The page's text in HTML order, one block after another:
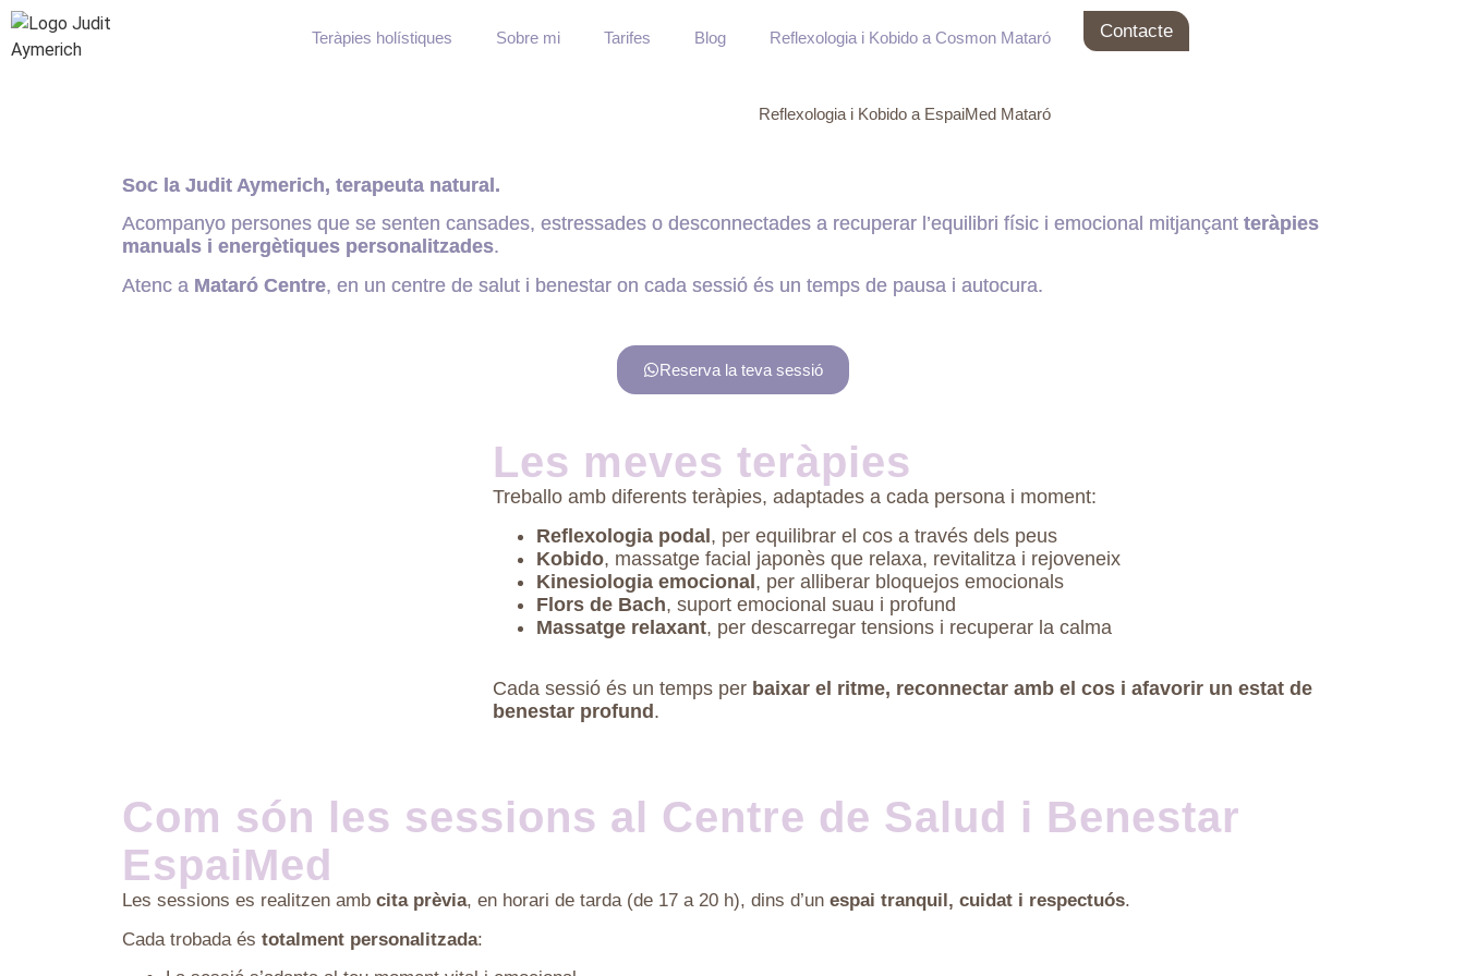
Teràpies holístiques Sobre mi Tarifes Blog Reflexologia i Kobido a Cosmon Mataró
Reflexologia i Kobido a EspaiMed Mataró
Contacte
Soc la Judit Aymerich, terapeuta natural.
Acompanyo persones que se senten cansades, estressades o desconnectades a recuperar l’equilibri físic i emocional mitjançant teràpies
manuals i energètiques personalitzades.
Atenc a Mataró Centre, en un centre de salut i benestar on cada sessió és un temps de pausa i autocura.
Reserva la teva sessió
Les meves teràpies
Treballo amb diferents teràpies, adaptades a cada persona i moment:
Reflexologia podal, per equilibrar el cos a través dels peus
Kobido, massatge facial japonès que relaxa, revitalitza i rejoveneix
Kinesiologia emocional, per alliberar bloquejos emocionals
Flors de Bach, suport emocional suau i profund
Massatge relaxant, per descarregar tensions i recuperar la calma
Cada sessió és un temps per baixar el ritme, reconnectar amb el cos i afavorir un estat de
benestar profund.
Com són les sessions al Centre de Salud i Benestar
EspaiMed
Les sessions es realitzen amb cita prèvia, en horari de tarda (de 17 a 20 h), dins d’un espai tranquil, cuidat i respectuós.
Cada trobada és totalment personalitzada: